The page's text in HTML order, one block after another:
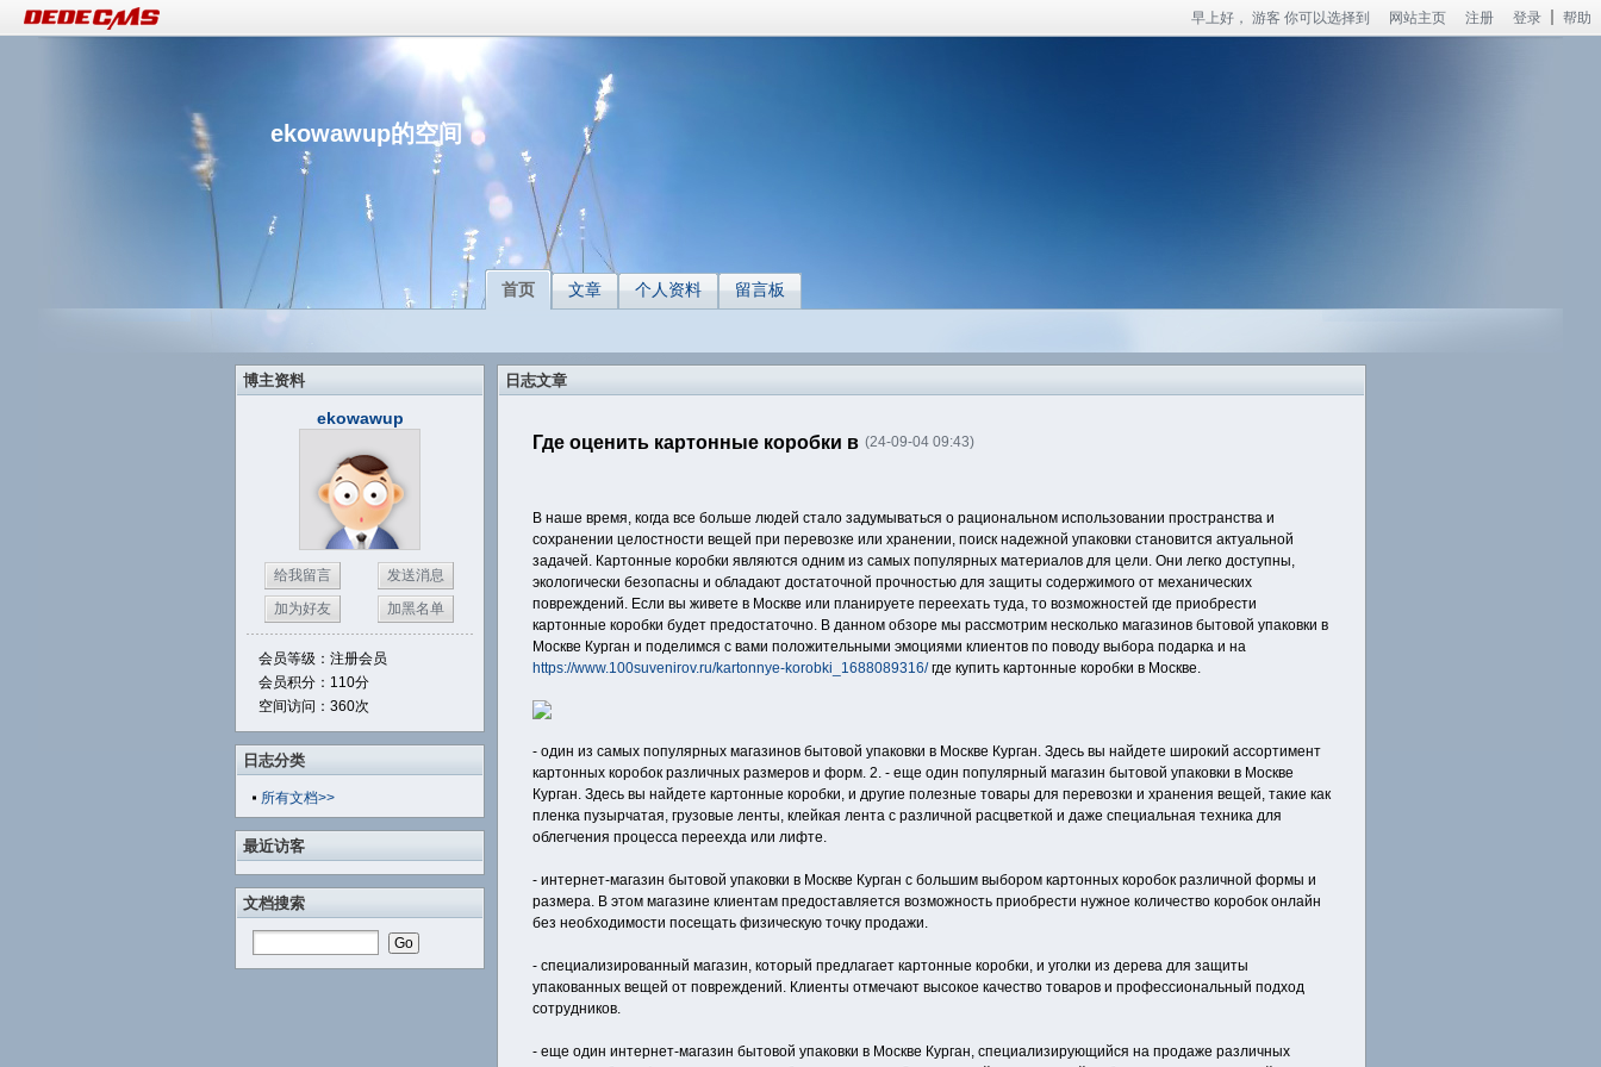
网站主页 注册 登录 帮助
早上好， 游客 你可以选择到
ekowawup的空间
首页 文章 个人资料 留言板
博主资料
ekowawup
给我留言
发送消息
加为好友
加黑名单
会员等级：注册会员
会员积分：110分
空间访问：360次
日志分类
所有文档>>
最近访客
文档搜索
日志文章
Где оценить картонные коробки в (24-09-04 09:43)
В наше время, когда все больше людей стало задумываться о рациональном использовании пространства и
сохранении целостности вещей при перевозке или хранении, поиск надежной упаковки становится актуальной
задачей. Картонные коробки являются одним из самых популярных материалов для цели. Они легко доступны,
экологически безопасны и обладают достаточной прочностью для защиты содержимого от механических
повреждений. Если вы живете в Москве или планируете переехать туда, то возможностей где приобрести
картонные коробки будет предостаточно. В данном обзоре мы рассмотрим несколько магазинов бытовой упаковки в
Москве Курган и поделимся с вами положительными эмоциями клиентов по поводу выбора подарка и на
https://www.100suvenirov.ru/kartonnye-korobki_1688089316/где купить картонные коробки в Москве.
- один из самых популярных магазинов бытовой упаковки в Москве Курган. Здесь вы найдете широкий ассортимент
картонных коробок различных размеров и форм. 2. - еще один популярный магазин бытовой упаковки в Москве
Курган. Здесь вы найдете картонные коробки, и другие полезные товары для перевозки и хранения вещей, такие как
пленка пузырчатая, грузовые ленты, клейкая лента с различной расцветкой и даже специальная техника для
облегчения процесса переехда или лифте.
- интернет-магазин бытовой упаковки в Москве Курган с большим выбором картонных коробок различной формы и
размера. В этом магазине клиентам предоставляется возможность приобрести нужное количество коробок онлайн
без необходимости посещать физическую точку продажи.
- специализированный магазин, который предлагает картонные коробки, и уголки из дерева для защиты
упакованных вещей от повреждений. Клиенты отмечают высокое качество товаров и профессиональный подход
сотрудников.
- еще один интернет-магазин бытовой упаковки в Москве Курган, специализирующийся на продаже различных